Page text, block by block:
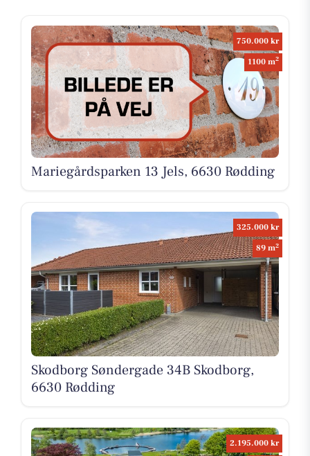
750.000 kr
1100 m2
Mariegårdsparken 13 Jels, 6630 Rødding
325.000 kr
89 m2
Skodborg Søndergade 34B Skodborg,
6630 Rødding
2.195.000 kr